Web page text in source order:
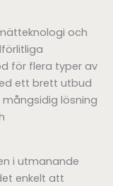
och
för flera typer av
ett brett utbud
lösning
i utmanande
enkelt att